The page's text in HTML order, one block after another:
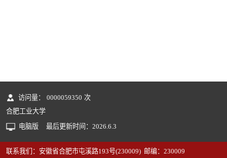
访问量： 0000059350 次
合肥工业大学
电脑版
最后更新时间： 2026 6 3
联系我们：安徽省合肥市屯溪路193号(230009) 邮编：230009